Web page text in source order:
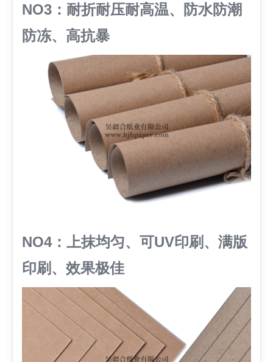
NO3：耐折耐压耐高温、防水防潮
防冻、高抗暴
NO4：上抹均匀、可UV印刷、满版
印刷、效果极佳